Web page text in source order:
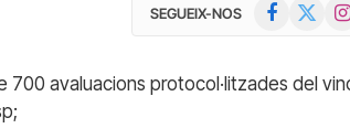
SEGUEIX-NOS Facebook
700 avaluacions protocol·litzades del